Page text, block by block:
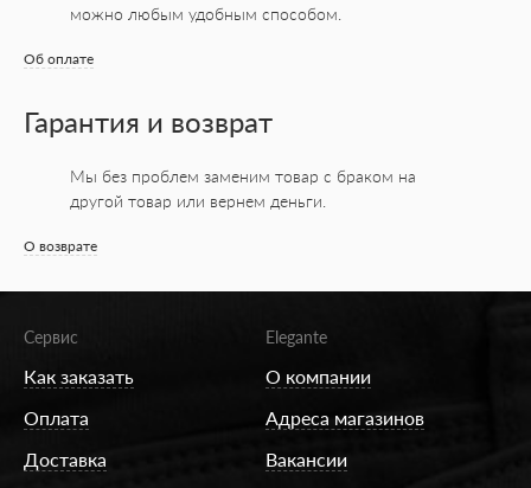
можно любым удобным способом.
Об оплате
Гарантия и возврат
Мы без проблем заменим товар с браком на
другой товар или вернем деньги.
О возврате
Сервис
Как заказать
Оплата
Доставка
Elegante
О компании
Адреса магазинов
Вакансии